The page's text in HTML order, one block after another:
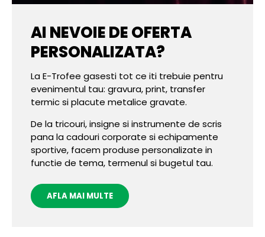
AI NEVOIE DE OFERTA
PERSONALIZATA?
La E-Trofee gasesti tot ce iti trebuie pentru
evenimentul tau: gravura, print, transfer
termic si placute metalice gravate.
De la tricouri, insigne si instrumente de scris
pana la cadouri corporate si echipamente
sportive, facem produse personalizate in
functie de tema, termenul si bugetul tau.
AFLA MAI MULTE